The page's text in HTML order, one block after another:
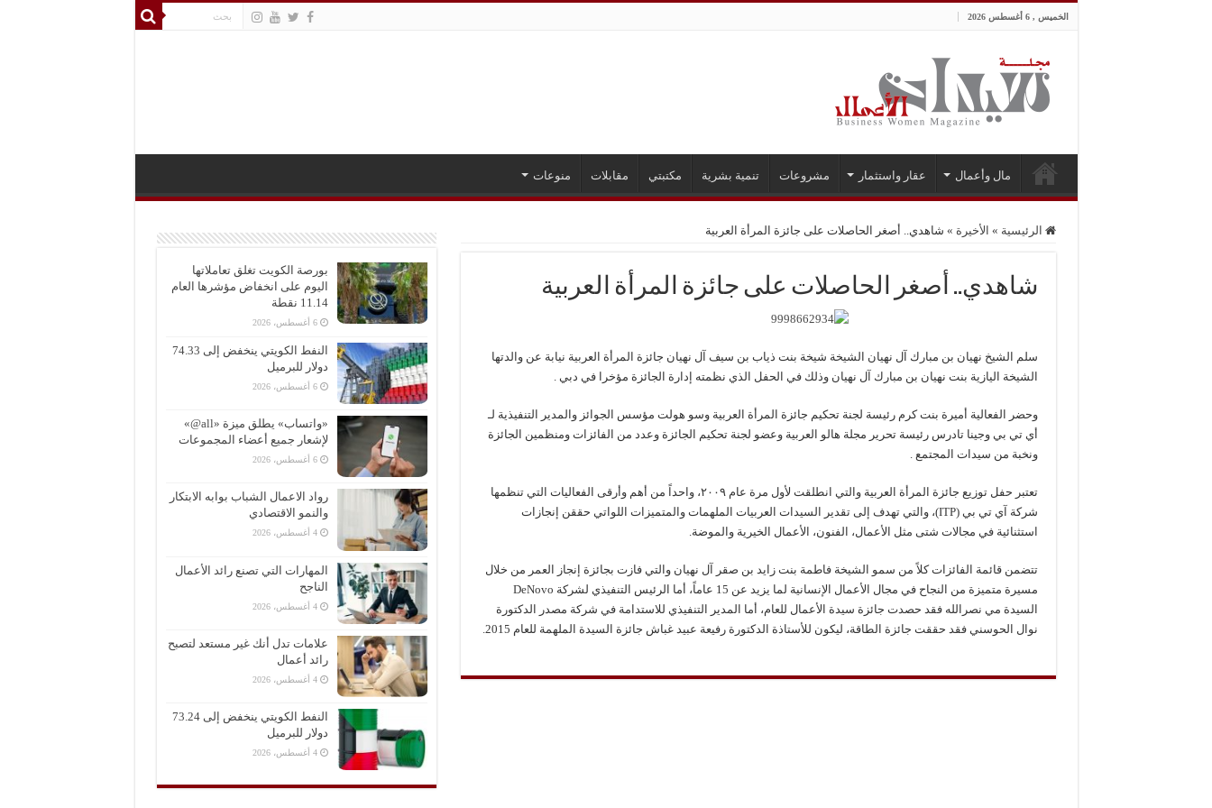
الخميس , 6 أغسطس 2026
مال وأعمال عقار واستثمار مشروعات تنمية بشرية مكتبتي مقابلات منوعات
الرئيسية » الأخيرة » شاهدي.. أصغر الحاصلات على جائزة المرأة العربية
شاهدي.. أصغر الحاصلات على جائزة المرأة العربية
سلم الشيخ نهيان بن مبارك آل نهيان الشيخة شيخة بنت ذياب بن سيف آل نهيان جائزة المرأة العربية نيابة عن والدتها
الشيخة اليازية بنت نهيان بن مبارك آل نهيان وذلك في الحفل الذي نظمته إدارة الجائزة مؤخرا في دبي .
وحضر الفعالية أميرة بنت كرم رئيسة لجنة تحكيم جائزة المرأة العربية وسو هولت مؤسس الجوائز والمدير التنفيذية لـ
أي تي بي وجينا تادرس رئيسة تحرير مجلة هالو العربية وعضو لجنة تحكيم الجائزة وعدد من الفائزات ومنظمين الجائزة
ونخبة من سيدات المجتمع .
تعتبر حفل توزيع جائزة المرأة العربية والتي انطلقت لأول مرة عام ٢٠٠٩، واحداً من أهم وأرقى الفعاليات التي تنظمها
شركة آي تي بي (ITP)، والتي تهدف إلى تقدير السيدات العربيات الملهمات والمتميزات اللواتي حققن إنجازات
استثنائية في مجالات شتى مثل الأعمال، الفنون، الأعمال الخيرية والموضة.
تتضمن قائمة الفائزات كلاً من سمو الشيخة فاطمة بنت زايد بن صقر آل نهيان والتي فازت بجائزة إنجاز العمر من خلال
مسيرة متميزة من النجاح في مجال الأعمال الإنسانية لما يزيد عن 15 عاماً، أما الرئيس التنفيذي لشركة DeNovo
السيدة مي نصرالله فقد حصدت جائزة سيدة الأعمال للعام، أما المدير التنفيذي للاستدامة في شركة مصدر الدكتورة
نوال الحوسني فقد حققت جائزة الطاقة، ليكون للأستاذة الدكتورة رفيعة عبيد غباش جائزة السيدة الملهمة للعام 2015.
بورصة الكويت تغلق تعاملاتها
اليوم على انخفاض مؤشرها العام
11.14 نقطة
6 أغسطس، 2026
النفط الكويتي ينخفض إلى 74.33
دولار للبرميل
6 أغسطس، 2026
«واتساب» يطلق ميزة «all@»
لإشعار جميع أعضاء المجموعات
6 أغسطس، 2026
رواد الاعمال الشباب بوابه الابتكار
والنمو الاقتصادي
4 أغسطس، 2026
المهارات التي تصنع رائد الأعمال
الناجح
4 أغسطس، 2026
علامات تدل أنك غير مستعد لتصبح
رائد أعمال
4 أغسطس، 2026
النفط الكويتي ينخفض إلى 73.24
دولار للبرميل
4 أغسطس، 2026